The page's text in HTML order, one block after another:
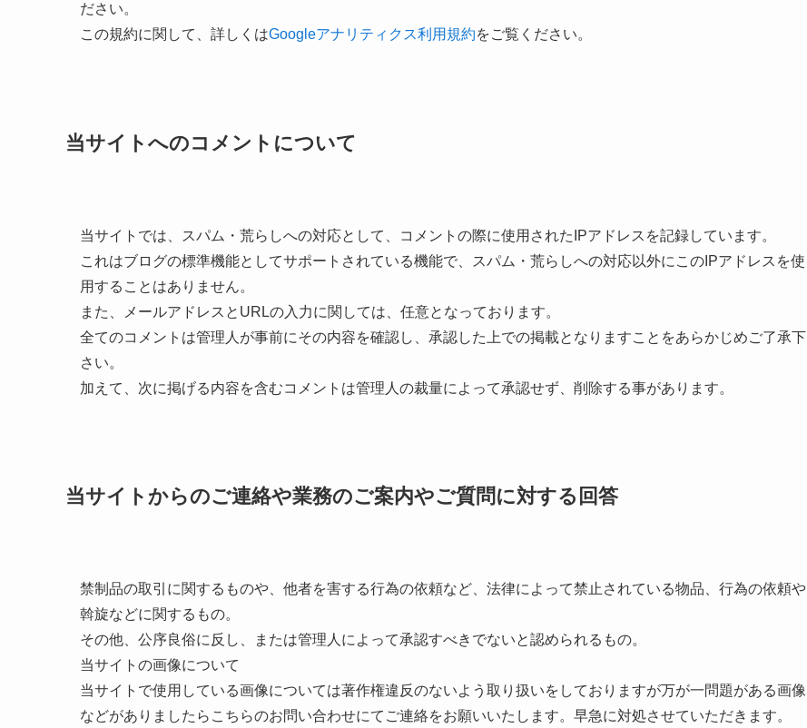
ださい。
この規約に関して、詳しくはGoogleアナリティクス利用規約をご覧ください。
当サイトへのコメントについて
当サイトでは、スパム・荒らしへの対応として、コメントの際に使用されたIPアドレスを記録しています。
これはブログの標準機能としてサポートされている機能で、スパム・荒らしへの対応以外にこのIPアドレスを使
用することはありません。
また、メールアドレスとURLの入力に関しては、任意となっております。
全てのコメントは管理人が事前にその内容を確認し、承認した上での掲載となりますことをあらかじめご了承下
さい。
加えて、次に掲げる内容を含むコメントは管理人の裁量によって承認せず、削除する事があります。
当サイトからのご連絡や業務のご案内やご質問に対する回答
禁制品の取引に関するものや、他者を害する行為の依頼など、法律によって禁止されている物品、行為の依頼や
斡旋などに関するもの。
その他、公序良俗に反し、または管理人によって承認すべきでないと認められるもの。
当サイトの画像について
当サイトで使用している画像については著作権違反のないよう取り扱いをしておりますが万が一問題がある画像
などがありましたらこちらのお問い合わせにてご連絡をお願いいたします。早急に対処させていただきます。